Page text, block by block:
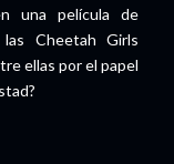
una película de
Cheetah Girls
ellas por el papel